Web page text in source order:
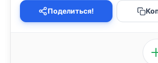
Поделиться!